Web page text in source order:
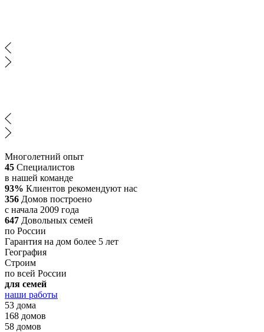
Многолетний опыт
45 Специалистов
в нашей команде
93% Клиентов рекомендуют нас
356 Домов построено
с начала 2009 года
647 Довольных семей
по России
Гарантия на дом более 5 лет
География
Строим
по всей России
для семей
наши работы
53 дома
168 домов
58 домов